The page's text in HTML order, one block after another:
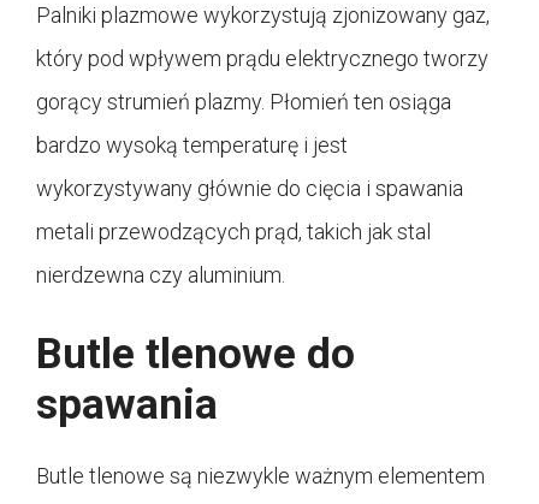
Palniki plazmowe wykorzystują zjonizowany gaz,
który pod wpływem prądu elektrycznego tworzy
gorący strumień plazmy. Płomień ten osiąga
bardzo wysoką temperaturę i jest
wykorzystywany głównie do cięcia i spawania
metali przewodzących prąd, takich jak stal
nierdzewna czy aluminium.
Butle tlenowe do
spawania
Butle tlenowe są niezwykle ważnym elementem